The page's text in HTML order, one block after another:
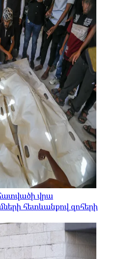
հատվածի վրա
հետևանքով զոհերի